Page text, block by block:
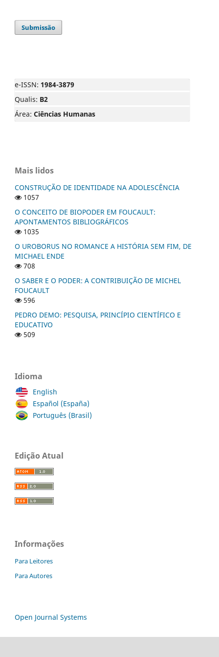
Submissão
e-ISSN: 1984-3879
Qualis: B2
Área: Ciências Humanas
Mais lidos
CONSTRUÇÃO DE IDENTIDADE NA ADOLESCÊNCIA
1057
O CONCEITO DE BIOPODER EM FOUCAULT:
APONTAMENTOS BIBLIOGRÁFICOS
1035
O UROBORUS NO ROMANCE A HISTÓRIA SEM FIM, DE
MICHAEL ENDE
708
O SABER E O PODER: A CONTRIBUIÇÃO DE MICHEL
FOUCAULT
596
PEDRO DEMO: PESQUISA, PRINCÍPIO CIENTÍFICO E
EDUCATIVO
509
Idioma
English
Español (España)
Português (Brasil)
Edição Atual
Informações
Para Leitores
Para Autores
Open Journal Systems